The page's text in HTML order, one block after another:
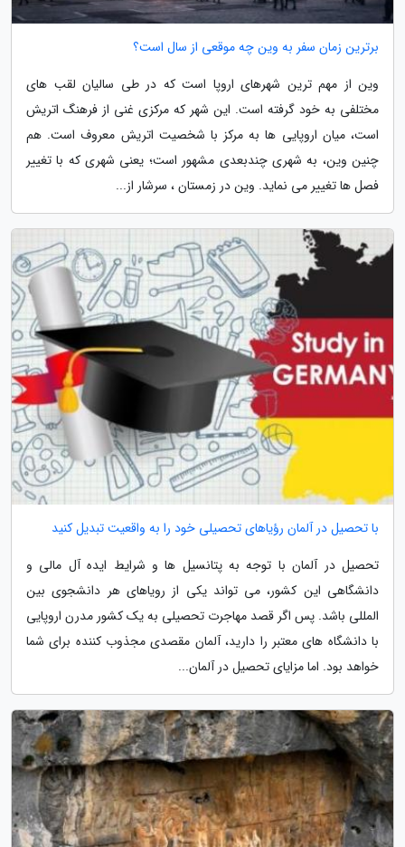
برترین زمان سفر به وین چه موقعی از سال است؟
وین از مهم ترین شهرهای اروپا است که در طی سالیان لقب های
مختلفی به خود گرفته است. این شهر که مرکزی غنی از فرهنگ اتریش
است، میان اروپایی ها به مرکز با شخصیت اتریش معروف است. هم
چنین وین، به شهری چندبعدی مشهور است؛ یعنی شهری که با تغییر
فصل ها تغییر می نماید. وین در زمستان ، سرشار از...
با تحصیل در آلمان رؤیاهای تحصیلی خود را به واقعیت تبدیل کنید
تحصیل در آلمان با توجه به پتانسیل ها و شرایط ایده آل مالی و
دانشگاهی این کشور، می تواند یکی از رویاهای هر دانشجوی بین
المللی باشد. پس اگر قصد مهاجرت تحصیلی به یک کشور مدرن اروپایی
با دانشگاه های معتبر را دارید، آلمان مقصدی مجذوب کننده برای شما
خواهد بود. اما مزایای تحصیل در آلمان...